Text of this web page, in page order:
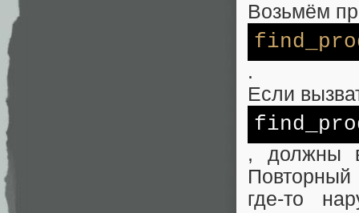
Возьмём
.
Если
, должны
где‑то